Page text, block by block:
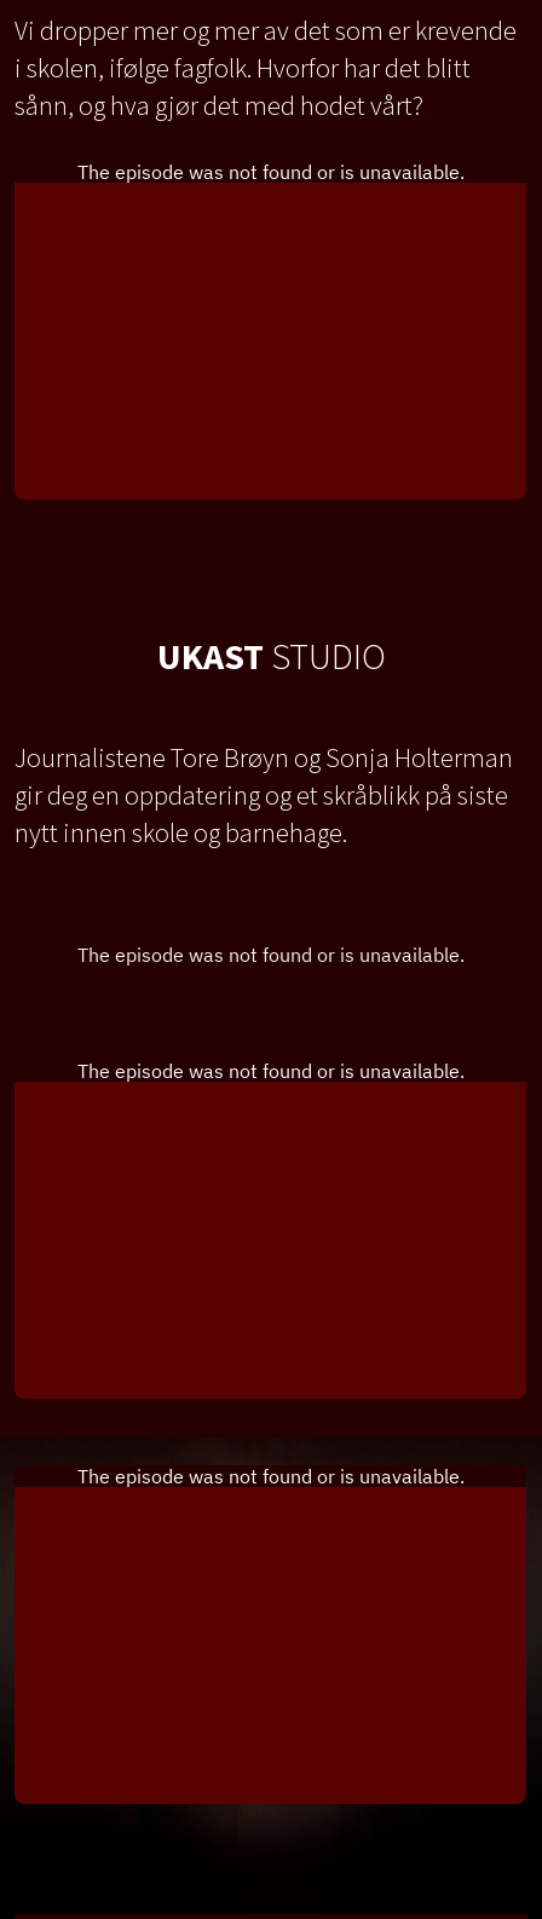
Vi dropper mer og mer av det som er krevende
i skolen, ifølge fagfolk. Hvorfor har det blitt
sånn, og hva gjør det med hodet vårt?
UKAST STUDIO
Journalistene Tore Brøyn og Sonja Holterman
gir deg en oppdatering og et skråblikk på siste
nytt innen skole og barnehage.